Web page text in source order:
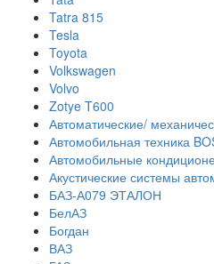
Tatra 815
Tesla
Toyota
Volkswagen
Volvo
Zotye T600
Автоматические/
Автомобильная техника
Автомобильные
Акустические системы
БАЗ-А079 ЭТАЛОН
БелАЗ
Богдан
ВАЗ